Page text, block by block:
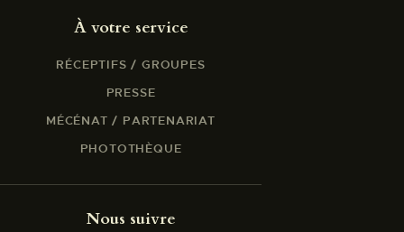
À votre service
RÉCEPTIFS / GROUPES
PRESSE
MÉCÉNAT / PARTENARIAT
PHOTOTHÈQUE
Nous suivre